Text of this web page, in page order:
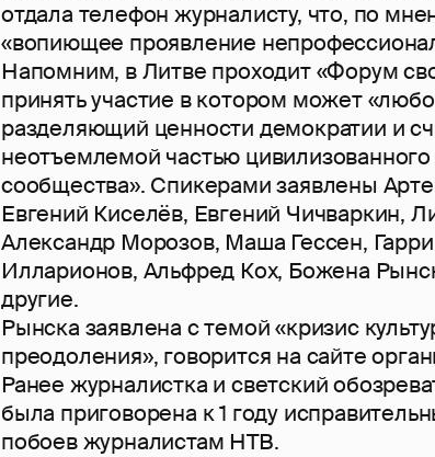
отдала телефон журналисту, что, по
«вопиющее проявление
Напомним, в Литве проходит «Форум
принять участие в котором может
разделяющий ценности демократии и
неотъемлемой частью
сообщества». Спикерами заявлены
Евгений Киселёв, Евгений Чичваркин,
Александр Морозов, Маша Гессен,
Илларионов, Альфред Кох, Божена
другие.
Рынска заявлена с темой «кризис
преодоления», говорится на сайте
Ранее журналистка и светский
была приговорена к 1 году
побоев журналистам НТВ.